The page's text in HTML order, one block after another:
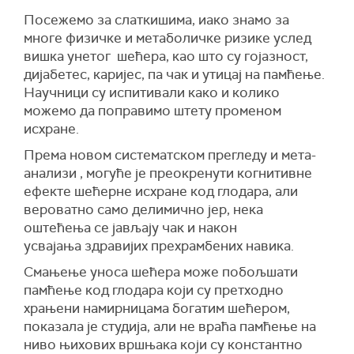
Посежемо за слаткишима, иако знамо за
многе физичке и метаболичке ризике услед
вишка унетог шећера, као што су гојазност,
дијабетес, каријес, па чак и утицај на памћење.
Научници су испитивали како и колико
можемо да поправимо штету променом
исхране.
Према новом систематском прегледу и мета-
анализи , могуће је преокренути когнитивне
ефекте шећерне исхране код глодара, али
вероватно само делимично јер, нека
оштећења се јављају чак и након
усвајања здравијих прехрамбених навика.
Смањење уноса шећера може побољшати
памћење код глодара који су претходно
храњени намирницама богатим шећером,
показала је студија, али не враћа памћење на
ниво њихових вршњака који су константно